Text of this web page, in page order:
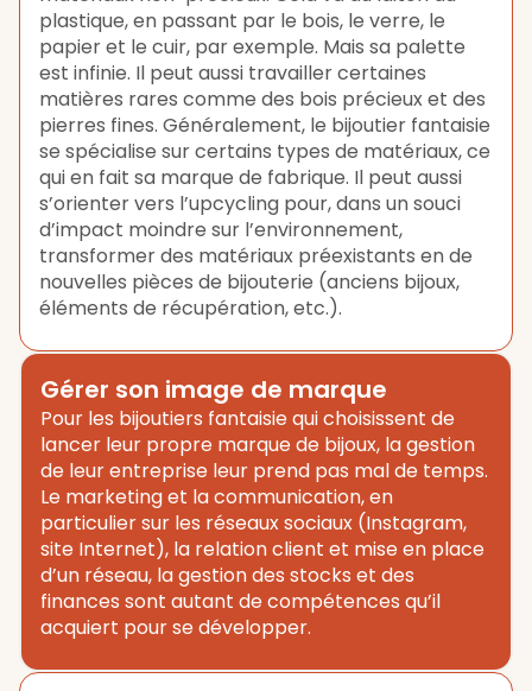
plastique, en passant par le bois, le verre, le
papier et le cuir, par exemple. Mais sa palette
est infinie. Il peut aussi travailler certaines
matières rares comme des bois précieux et des
pierres fines. Généralement, le bijoutier fantaisie
se spécialise sur certains types de matériaux, ce
qui en fait sa marque de fabrique. Il peut aussi
s’orienter vers l’upcycling pour, dans un souci
d’impact moindre sur l’environnement,
transformer des matériaux préexistants en de
nouvelles pièces de bijouterie (anciens bijoux,
éléments de récupération, etc.).
Gérer son image de marque
Pour les bijoutiers fantaisie qui choisissent de
lancer leur propre marque de bijoux, la gestion
de leur entreprise leur prend pas mal de temps.
Le marketing et la communication, en
particulier sur les réseaux sociaux (Instagram,
site Internet), la relation client et mise en place
d’un réseau, la gestion des stocks et des
finances sont autant de compétences qu’il
acquiert pour se développer.